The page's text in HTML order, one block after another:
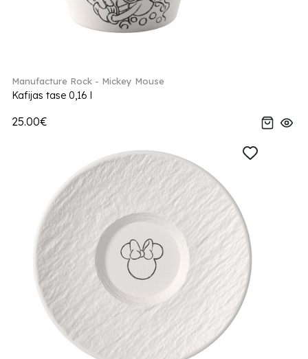
Manufacture Rock - Mickey Mouse
Kafijas tase 0,16 l
25.00€